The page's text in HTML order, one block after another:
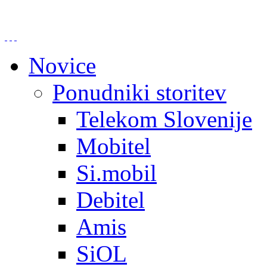
Novice
Ponudniki storitev
Telekom Slovenije
Mobitel
Si.mobil
Debitel
Amis
SiOL